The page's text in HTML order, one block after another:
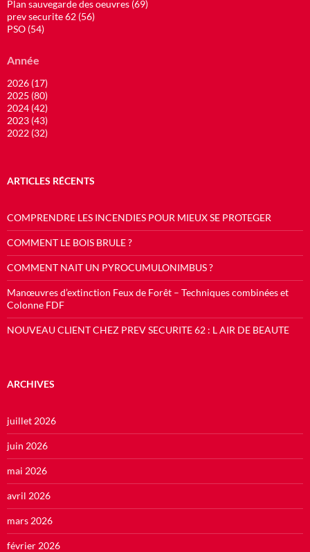
Plan sauvegarde des oeuvres (69)
prev securite 62 (56)
PSO (54)
Année
2026 (17)
2025 (80)
2024 (42)
2023 (43)
2022 (32)
ARTICLES RÉCENTS
COMPRENDRE LES INCENDIES POUR MIEUX SE PROTEGER
COMMENT LE BOIS BRULE ?
COMMENT NAIT UN PYROCUMULONIMBUS ?
Manœuvres d’extinction Feux de Forêt – Techniques combinées et
Colonne FDF
NOUVEAU CLIENT CHEZ PREV SECURITE 62 : L AIR DE BEAUTE
ARCHIVES
juillet 2026
juin 2026
mai 2026
avril 2026
mars 2026
février 2026